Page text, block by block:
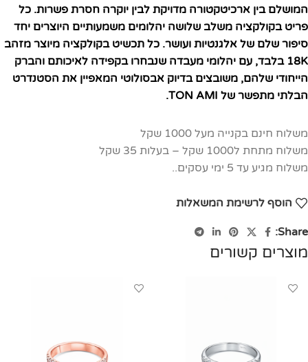
המושלם בין ארכיטקטורה מדויקת לבין יוקרה חסרת פשרות. כל
פריט בקולקציה משלב שלושה יהלומים משמעותיים היוצרים יחד
סיפור שלם של אלגנטיות ועושר. כל תכשיט בקולקציה מיוצר מזהב
18K בלבד, עם יהלומי מעבדה שנבחרו בקפידה לאיכותם והברק
הייחודי שלהם, משובצים בדיוק אבסולוטי המאפיין את הסטנדרט
הבלתי מתפשר של TON AMI.
משלוח חינם בקנייה מעל 1000 שקל
משלוח מתחת ל1000 שקל – בעלות 35 שקל
משלוח מגיע עד 5 ימי עסקים..
הוסף לרשימת המשאלות
Share:
מוצרים קשורים